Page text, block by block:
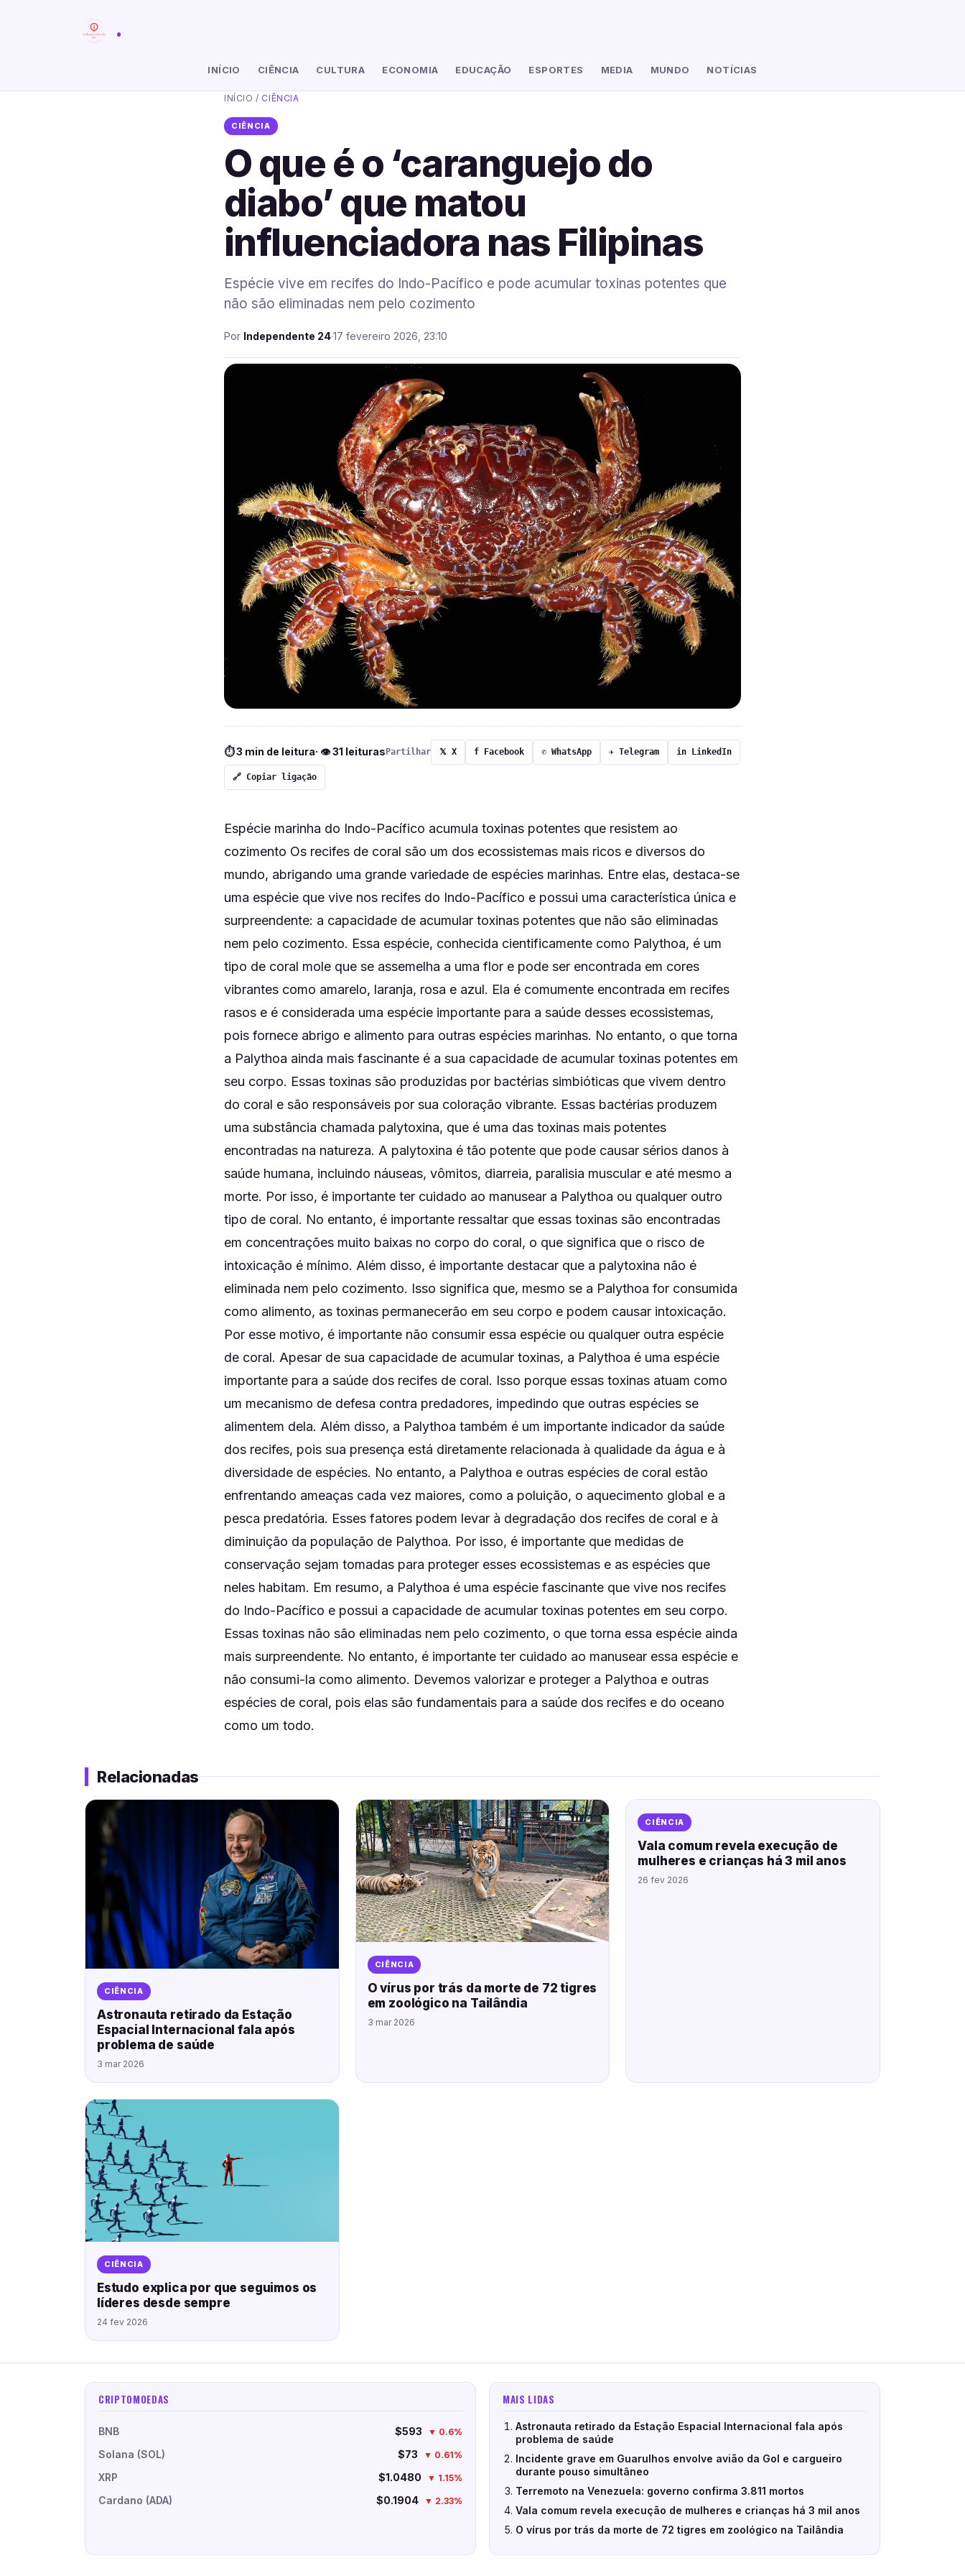
.
INÍCIO CIÊNCIA CULTURA ECONOMIA EDUCAÇÃO ESPORTES MEDIA MUNDO NOTÍCIAS
INÍCIO / CIÊNCIA
CIÊNCIA
O que é o ‘caranguejo do
diabo’ que matou
influenciadora nas Filipinas
Espécie vive em recifes do Indo-Pacífico e pode acumular toxinas potentes que
não são eliminadas nem pelo cozimento
Por Independente 24·17 fevereiro 2026, 23:10
⏱ 3 min de leitura· 👁 31 leiturasPartilhar 𝕏 X f Facebook ✆ WhatsApp ✈ Telegram in LinkedIn
🔗 Copiar ligação
Espécie marinha do Indo-Pacífico acumula toxinas potentes que resistem ao
cozimento Os recifes de coral são um dos ecossistemas mais ricos e diversos do
mundo, abrigando uma grande variedade de espécies marinhas. Entre elas, destaca-se
uma espécie que vive nos recifes do Indo-Pacífico e possui uma característica única e
surpreendente: a capacidade de acumular toxinas potentes que não são eliminadas
nem pelo cozimento. Essa espécie, conhecida cientificamente como Palythoa, é um
tipo de coral mole que se assemelha a uma flor e pode ser encontrada em cores
vibrantes como amarelo, laranja, rosa e azul. Ela é comumente encontrada em recifes
rasos e é considerada uma espécie importante para a saúde desses ecossistemas,
pois fornece abrigo e alimento para outras espécies marinhas. No entanto, o que torna
a Palythoa ainda mais fascinante é a sua capacidade de acumular toxinas potentes em
seu corpo. Essas toxinas são produzidas por bactérias simbióticas que vivem dentro
do coral e são responsáveis por sua coloração vibrante. Essas bactérias produzem
uma substância chamada palytoxina, que é uma das toxinas mais potentes
encontradas na natureza. A palytoxina é tão potente que pode causar sérios danos à
saúde humana, incluindo náuseas, vômitos, diarreia, paralisia muscular e até mesmo a
morte. Por isso, é importante ter cuidado ao manusear a Palythoa ou qualquer outro
tipo de coral. No entanto, é importante ressaltar que essas toxinas são encontradas
em concentrações muito baixas no corpo do coral, o que significa que o risco de
intoxicação é mínimo. Além disso, é importante destacar que a palytoxina não é
eliminada nem pelo cozimento. Isso significa que, mesmo se a Palythoa for consumida
como alimento, as toxinas permanecerão em seu corpo e podem causar intoxicação.
Por esse motivo, é importante não consumir essa espécie ou qualquer outra espécie
de coral. Apesar de sua capacidade de acumular toxinas, a Palythoa é uma espécie
importante para a saúde dos recifes de coral. Isso porque essas toxinas atuam como
um mecanismo de defesa contra predadores, impedindo que outras espécies se
alimentem dela. Além disso, a Palythoa também é um importante indicador da saúde
dos recifes, pois sua presença está diretamente relacionada à qualidade da água e à
diversidade de espécies. No entanto, a Palythoa e outras espécies de coral estão
enfrentando ameaças cada vez maiores, como a poluição, o aquecimento global e a
pesca predatória. Esses fatores podem levar à degradação dos recifes de coral e à
diminuição da população de Palythoa. Por isso, é importante que medidas de
conservação sejam tomadas para proteger esses ecossistemas e as espécies que
neles habitam. Em resumo, a Palythoa é uma espécie fascinante que vive nos recifes
do Indo-Pacífico e possui a capacidade de acumular toxinas potentes em seu corpo.
Essas toxinas não são eliminadas nem pelo cozimento, o que torna essa espécie ainda
mais surpreendente. No entanto, é importante ter cuidado ao manusear essa espécie e
não consumi-la como alimento. Devemos valorizar e proteger a Palythoa e outras
espécies de coral, pois elas são fundamentais para a saúde dos recifes e do oceano
como um todo.
Relacionadas
CIÊNCIA
Astronauta retirado da Estação
Espacial Internacional fala após
problema de saúde
3 mar 2026
CIÊNCIA
O vírus por trás da morte de 72 tigres
em zoológico na Tailândia
3 mar 2026
CIÊNCIA
Vala comum revela execução de
mulheres e crianças há 3 mil anos
26 fev 2026
CIÊNCIA
Estudo explica por que seguimos os
líderes desde sempre
24 fev 2026
CRIPTOMOEDAS
BNB $593 ▼ 0.6%
Solana (SOL) $73 ▼ 0.61%
XRP $1.0480 ▼ 1.15%
Cardano (ADA) $0.1904 ▼ 2.33%
MAIS LIDAS
Astronauta retirado da Estação Espacial Internacional fala após
problema de saúde
Incidente grave em Guarulhos envolve avião da Gol e cargueiro
durante pouso simultâneo
Terremoto na Venezuela: governo confirma 3.811 mortos
Vala comum revela execução de mulheres e crianças há 3 mil anos
O vírus por trás da morte de 72 tigres em zoológico na Tailândia